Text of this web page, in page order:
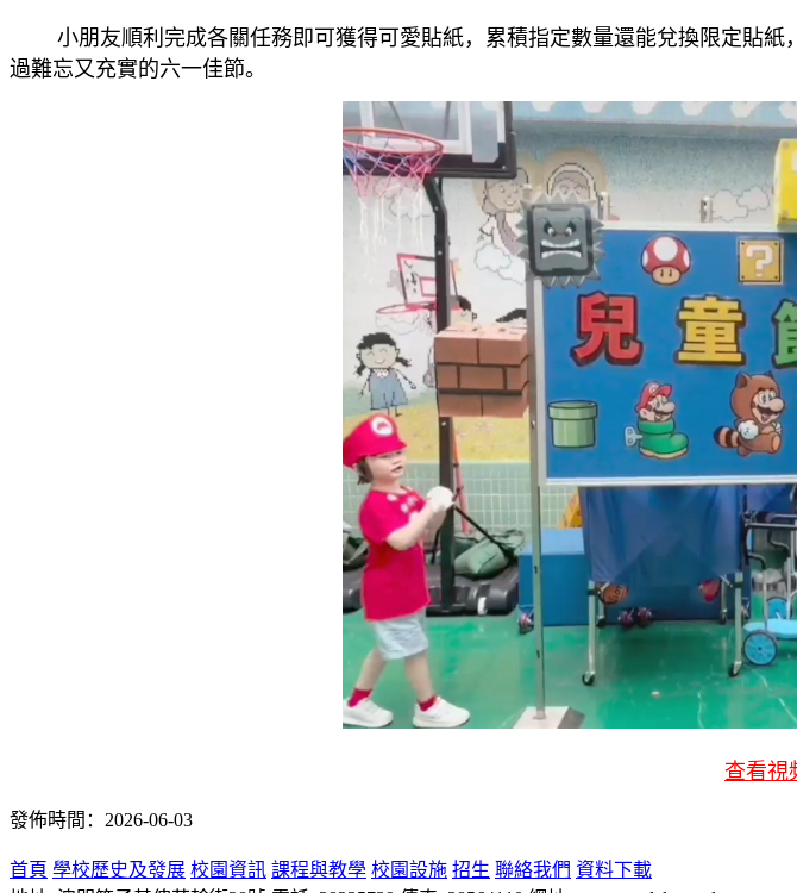
小朋友順利完成各關任務即可獲得可愛貼紙，累積指定數量還能兌換限定貼紙
過難忘又充實的六一佳節。
查看視
發佈時間：2026-06-03
首頁 學校歷史及發展 校園資訊 課程與教學 校園設施 招生 聯絡我們 資料下載